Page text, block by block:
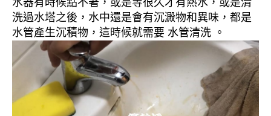
水器有時候點不著，或是等很久才有熱水，或是清
洗過水塔之後，水中還是會有沉澱物和異味，都是
水管產生沉積物，這時候就需要 水管清洗 。